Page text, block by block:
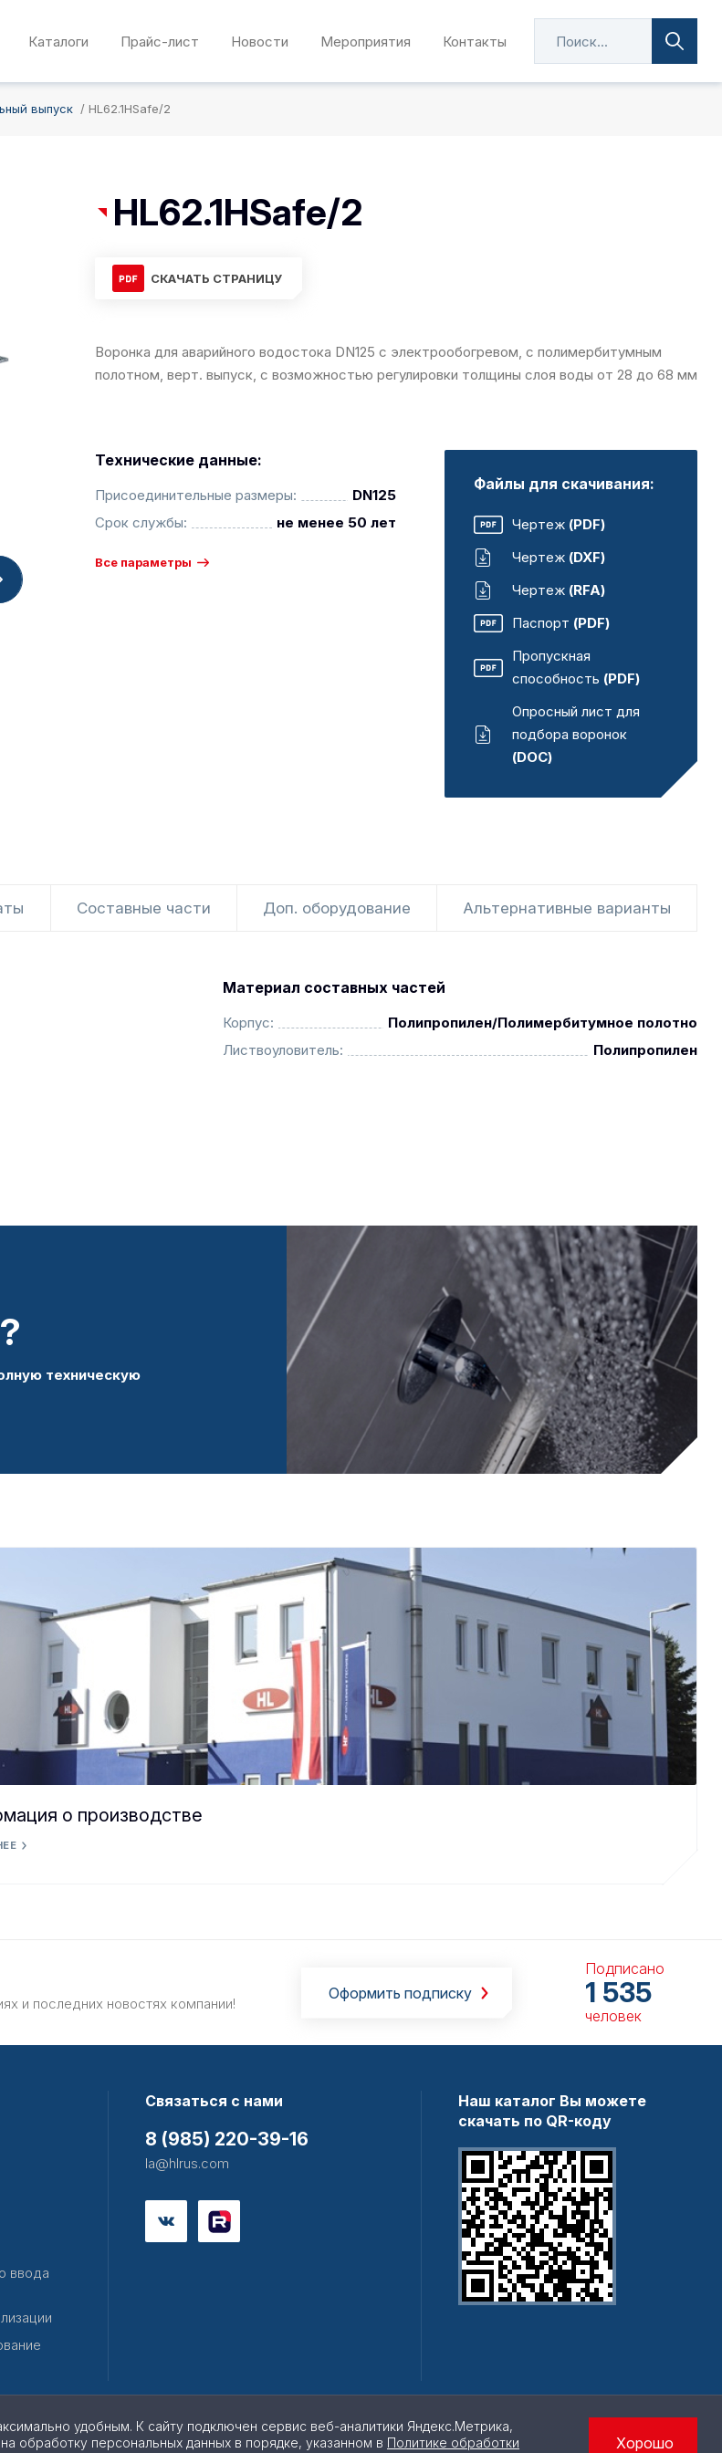
Каталоги Прайс-лист Новости Мероприятия Контакты
выпуск HL62.1HSafe/2
HL62.1HSafe/2
СКАЧАТЬ СТРАНИЦУ
Воронка для аварийного водостока DN125 с электрообогревом, с полимербитумным
полотном, верт. выпуск, с возможностью регулировки толщины слоя воды от 28 до 68 мм
Технические данные:
Присоединительные размеры:
DN125
Срок службы:
не менее 50 лет
Все параметры
Файлы для скачивания:
Чертеж (PDF)
Чертеж (DXF)
Чертеж (RFA)
Паспорт (PDF)
Пропускная
способность (PDF)
Опросный лист для
подбора воронок
(DOC)
Составные части Доп. оборудование Альтернативные варианты
Материал составных частей
Корпус:
Полипропилен/Полимербитумное полотно
Листвоуловитель:
Полипропилен
техническую
о производстве
и последних новостях компании!
Оформить подписку
Подписано
1 535
человек
ввода
Связаться с нами
8 (985) 220-39-16
la@hlrus.com
Наш каталог Вы можете
скачать по QR-коду
удобным. К cайту подключен сервис веб-аналитики Яндекс.Метрика,
обработку персональных данных в порядке, указанном в Политике обработки
Хорошо